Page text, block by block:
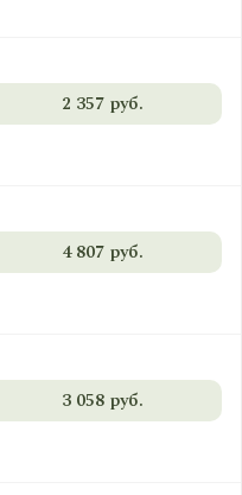
2 357 руб.
4 807 руб.
3 058 руб.